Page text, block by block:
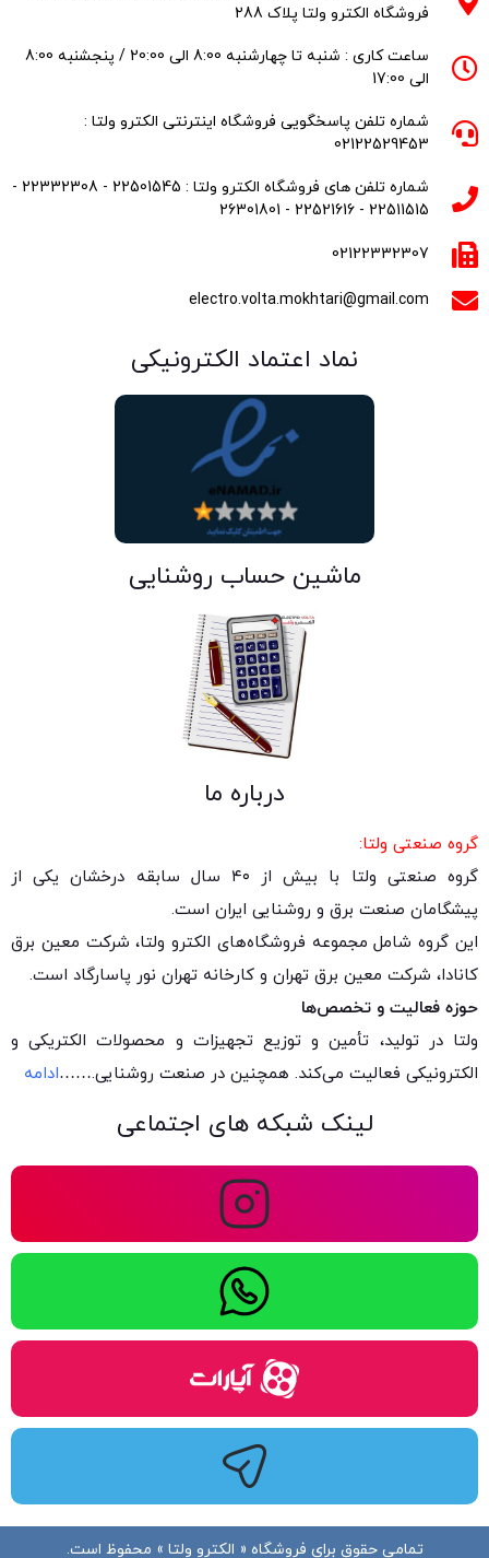
فروشگاه الکترو ولتا پلاک 288
ساعت کاری : شنبه تا چهارشنبه 8:00 الی 20:00 / پنجشنبه 8:00
الی 17:00
شماره تلفن پاسخگویی فروشگاه اینترنتی الکترو ولتا :
02122529453
شماره تلفن های فروشگاه الکترو ولتا : 22501545 - 22332308 -
22511515 - 22521616 - 26301801
02122332307
electro.volta.mokhtari@gmail.com
نماد اعتماد الکترونیکی
ماشین حساب روشنایی
درباره ما
گروه صنعتی ولتا:
گروه صنعتی ولتا با بیش از ۴۰ سال سابقه درخشان یکی از
پیشگامان صنعت برق و روشنایی ایران است.
این گروه شامل مجموعه فروشگاه‌های الکترو ولتا، شرکت معین برق
کانادا، شرکت معین برق تهران و کارخانه تهران نور پاسارگاد است.
حوزه فعالیت و تخصص‌ها
ولتا در تولید، تأمین و توزیع تجهیزات و محصولات الکتریکی و
الکترونیکی فعالیت می‌کند. همچنین در صنعت روشنایی.……ادامه
لینک شبکه های اجتماعی
تمامی حقوق برای فروشگاه « الکترو ولتا » محفوظ است.